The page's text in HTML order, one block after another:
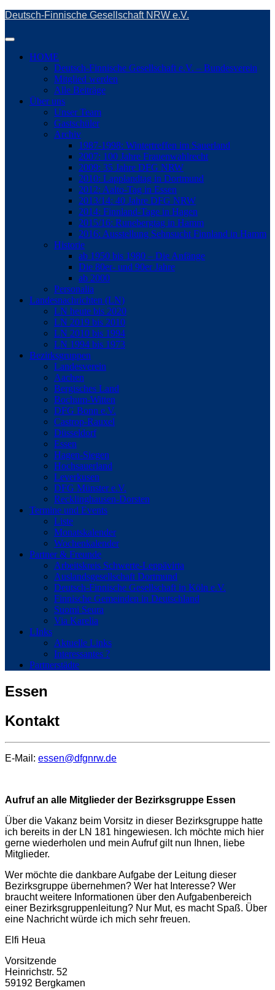
Skip
main
Deutsch-Finnische Gesellschaft NRW e.V.
Toggle
navigation
HOME
Deutsch-Finnische Gesellschaft e.V. – Bundesverein
Mitglied werden
Alle Beiträge
Über uns
Unser Team
Gastschüler
Archiv
1987-1998: Wintertreffen im Sauerland
2007: 100 Jahre Frauenwahlrecht
2009: 35 Jahre DFG NRW
2010: Lapplandtag in Dortmund
2012: Aalto-Tag in Essen
2013/14: 40 Jahre DFG NRW
2014: Finnland-Tage in Hagen
2015/16: Runebergtag in Hamm
2016: Ausstellung Sehnsucht Finnland in Hamm
Historie
ab 1950 bis 1980 – Die Anfänge
Die 80er- und 90er Jahre
ab 2000
Personalia
Landesnachrichten (LN)
LN heute bis 2020
LN 2019 bis 2010
LN 2010 bis 1994
LN 1994 bis 1973
Bezirksgruppen
Landesverein
Aachen
Bergisches Land
Bochum-Witten
DFG Bonn e.V.
Castrop-Rauxel
Düsseldorf
Essen
Hagen-Siegen
Hochsauerland
Leverkusen
DFG Münster e.V.
Recklinghausen-Dorsten
Termine und Events
Liste
Monatskalender
Wochenkalender
Partner & Freunde
Arbeitskreis Schwerte-Leppävirta
Auslandsgesellschaft Dortmund
Deutsch-Finnische Gesellschaft in Köln e.V.
Finnische Gemeinden in Deutschland
Suomi Seura
Via Karelia
LInks
Aktuelle Links
Interessantes ?
Partnerstädte
Essen
Kontakt
E-Mail: essen@dfgnrw.de
Aufruf an alle Mitglieder der Bezirksgruppe Essen
Über die Vakanz beim Vorsitz in dieser Bezirksgruppe hatte
ich bereits in der LN 181 hingewiesen. Ich möchte mich hier
gerne wiederholen und mein Aufruf gilt nun Ihnen, liebe
Mitglieder.
Wer möchte die dankbare Aufgabe der Leitung dieser
Bezirksgruppe übernehmen? Wer hat Interesse? Wer
braucht weitere Informationen über den Aufgabenbereich
einer Bezirksgruppenleitung? Nur Mut, es macht Spaß. Über
eine Nachricht würde ich mich sehr freuen.
Elfi Heua
Vorsitzende
Heinrichstr. 52
59192 Bergkamen